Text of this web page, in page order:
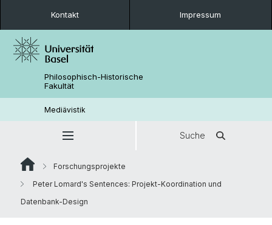
Kontakt Impressum
Philosophisch-Historische
Fakultät
Mediävistik
Suche
Forschungsprojekte
Peter Lomard's Sentences: Projekt-Koordination und
Datenbank-Design